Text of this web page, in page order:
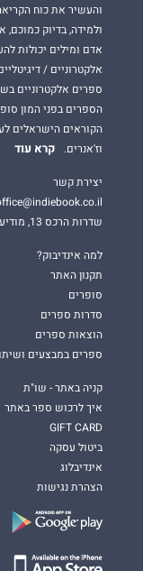
והעשיר את כוח
ולמידה, בדיוק
אדם ומילים יכולות
אלקטרוניים /
ספרים אלקטרוניים
הספרים בפני המון
הקוראים הישראלים
וז'אנרים.
קרא עוד
יצירת קשר
שדרות הרכס 13, מודיעין
למה אינדיבוק?
תקנון האתר
סופרים
סדרות ספרים
הוצאות ספרים
ספרים במבצעים
קניה באתר - שו"ת
איך לרכוש ספר באתר
GIFT CARD
ביטול עסקה
אינדיבלוג
הצהרת נגישות